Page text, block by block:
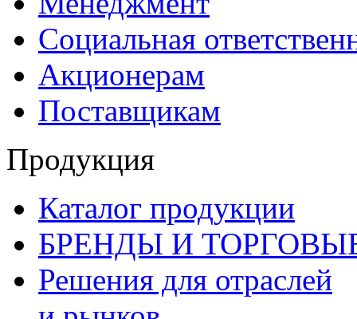
Социальная
Акционерам
Поставщикам
Продукция
Каталог продукции
БРЕНДЫ И
Решения для отраслей